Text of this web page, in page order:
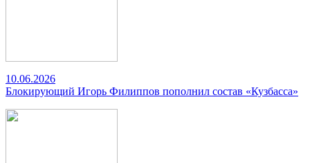
10.06.2026
Блокирующий Игорь Филиппов пополнил состав «Кузбасса»